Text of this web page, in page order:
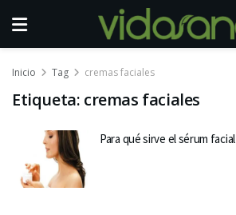
Inicio Tag cremas faciales
Etiqueta: cremas faciales
Para qué sirve el sérum facial